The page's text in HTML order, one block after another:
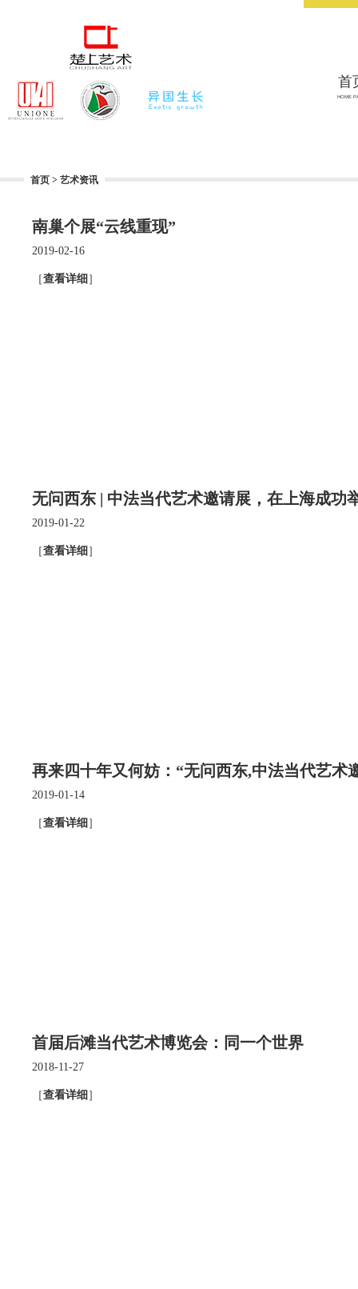
首
HOME
首页 > 艺术资讯
南巢个展“云线重现”
2019-02-16
［查看详细 ］
无问西东 | 中法当代艺术邀请展，在上海成功
2019-01-22
［查看详细 ］
再来四十年又何妨：“无问西东,中法当代艺术
2019-01-14
［查看详细 ］
首届后滩当代艺术博览会：同一个世界
2018-11-27
［查看详细 ］